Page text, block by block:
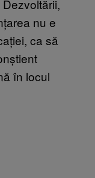
nu e
ca să
în locul